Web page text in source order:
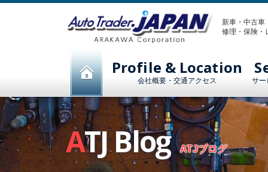
新車・中古
修理・保険・
Profile & Location
会社概要・交通アクセス サー
ATJ Blog ATJブログ